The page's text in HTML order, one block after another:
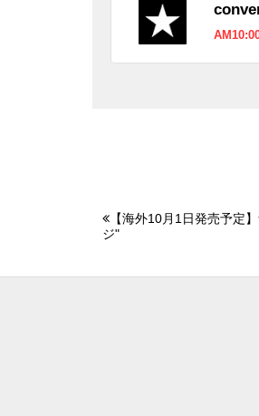
【海外10月1日発売予定
ジ"